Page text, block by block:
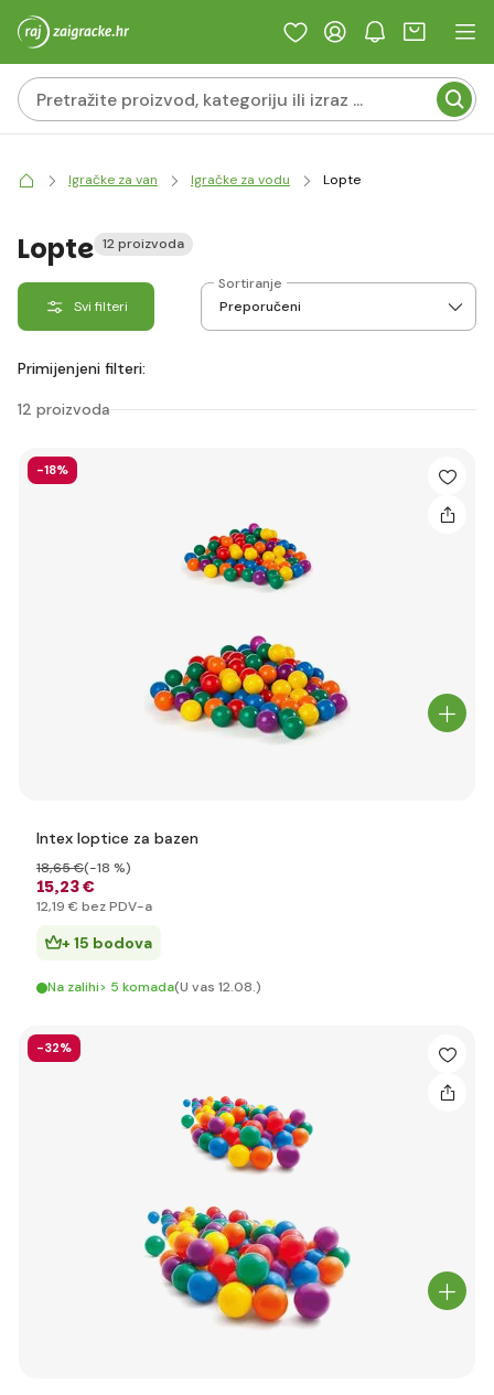
Igračke za van Igračke za vodu Lopte
Lopte 12 proizvoda
Svi filteri
Sortiranje
Primijenjeni filteri:
12 proizvoda
-18%
Intex loptice za bazen
15,23 €
18,65 €(-18 %)
12,19 € bez PDV-a
+ 15 bodova
Na zalihi> 5 komada(U vas 12.08.)
-32%